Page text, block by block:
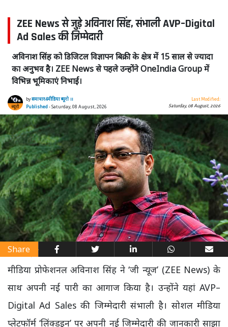
ZEE News से जुड़े अविनाश सिंह, संभाली AVP–Digital
Ad Sales की जिम्मेदारी
अविनाश सिंह को डिजिटल विज्ञापन बिक्री के क्षेत्र में 15 साल से ज्यादा
का अनुभव है। ZEE News से पहले उन्होंने OneIndia Group में
विभिन्न भूमिकाएं निभाईं।
byसमाचार4मीडिया ब्यूरो ।।
Published- Saturday, 08 August, 2026
Last Modified:
Saturday, 08 August, 2026
Share
मीडिया प्रोफेशनल अविनाश सिंह ने ‘जी न्यूज’ (ZEE News) के
साथ अपनी नई पारी का आगाज किया है। उन्होंने यहां AVP–
Digital Ad Sales की जिम्मेदारी संभाली है। सोशल मीडिया
प्लेटफॉर्म ‘लिंक्डइन’ पर अपनी नई जिम्मेदारी की जानकारी साझा